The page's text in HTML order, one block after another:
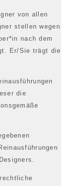
von allen
stellen wegen
nach dem
Er/Sie trägt die
die